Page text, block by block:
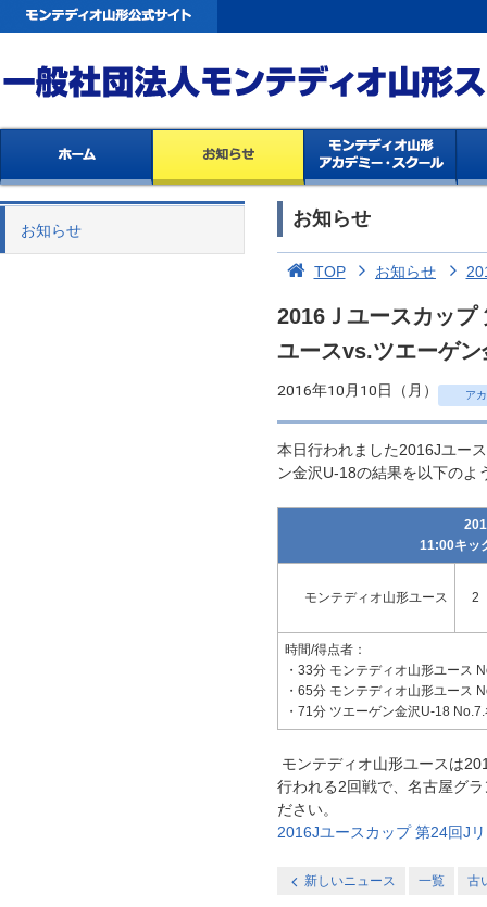
お知らせ
お知らせ
TOP お知らせ
2016Ｊユースカップ
ユースvs.ツエーゲ
2016年10月10日（月） ア
本日行われました2016Jユー
ン金沢U-18の結果を以下のよ
11:00キッ
モンテディオ山形ユース 2
時間/得点者：
・33分 モンテディオ山形ユース
・65分 モンテディオ山形ユース
・71分 ツエーゲン金沢U-18
モンテディオ山形ユースは
行われる2回戦で、名古屋グ
ださい。
2016Jユースカップ 第24回J
新しいニュース 一覧 古